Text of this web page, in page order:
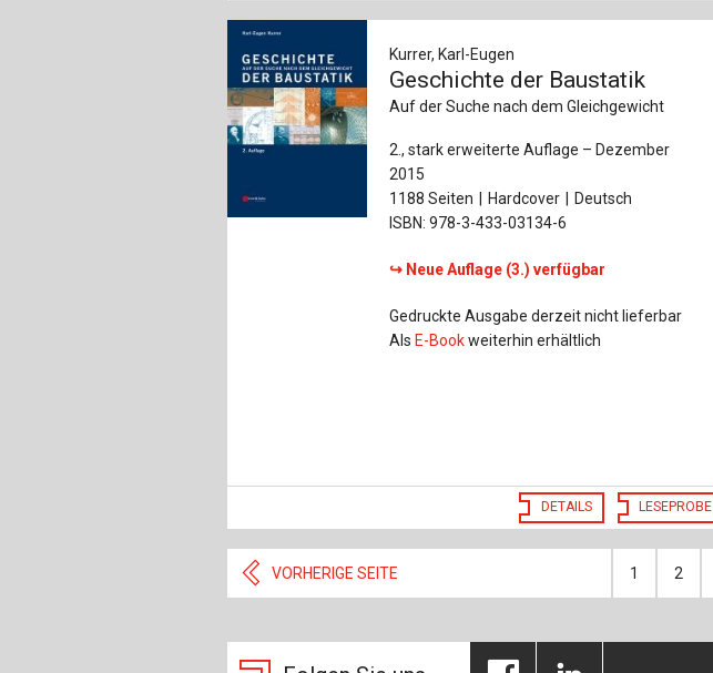
Kurrer, Karl-Eugen
Geschichte der Baustatik
Auf der Suche nach dem Gleichgewicht
2., stark erweiterte Auflage – Dezember
2015
1188 Seiten
Hardcover
Deutsch
ISBN: 978-3-433-03134-6
↪ Neue Auflage (3.) verfügbar
Gedruckte Ausgabe derzeit nicht lieferbar
AlsE-Bookweiterhin erhältlich
DETAILS LESEPROBE
VORHERIGE SEITE 1 2